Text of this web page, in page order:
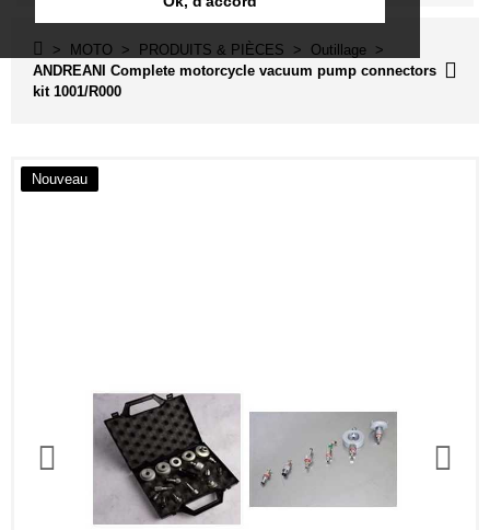
MOTO PRODUITS & PIÈCES
Outillage
ANDREANI Complete motorcycle vacuum pump connectors
kit 1001/R000
Nouveau